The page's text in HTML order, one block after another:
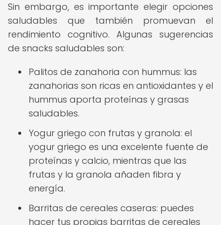
Sin embargo, es importante elegir opciones
saludables que también promuevan el
rendimiento cognitivo. Algunas sugerencias
de snacks saludables son:
Palitos de zanahoria con hummus: las
zanahorias son ricas en antioxidantes y el
hummus aporta proteínas y grasas
saludables.
Yogur griego con frutas y granola: el
yogur griego es una excelente fuente de
proteínas y calcio, mientras que las
frutas y la granola añaden fibra y
energía.
Barritas de cereales caseras: puedes
hacer tus propias barritas de cereales